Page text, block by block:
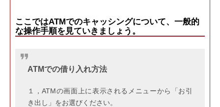
ここではATMでのキャッシングについて、一般的
な操作手順を見ていきましょう。
ATMでの借り入れ方法
１，ATMの画面上に表示されるメニューから「お引
き出し」をお選びください。